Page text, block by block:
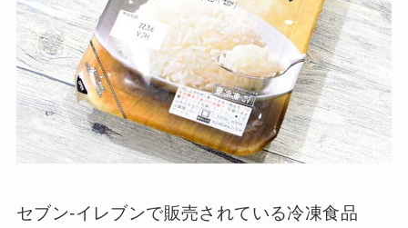
セブン-イレブンで販売されている冷凍食品